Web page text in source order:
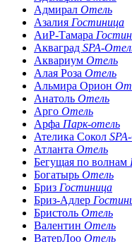
Адмирал Отель
Азалия Гостиница
АиР-Тамара
Акваград SPA-
Аквариум Отель
Алая Роза Отель
Альмира Орион
Анатоль Отель
Арго Отель
Арфа Парк-отель
Ателика Сокол
Атланта Отель
Бегущая по волнам
Богатырь Отель
Бриз Гостиница
Бриз-Адлер
Бристоль Отель
Валентин Отель
ВатерЛоо Отель